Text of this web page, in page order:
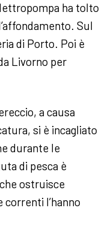
ha tolto
Sul
di Porto. Poi è
Livorno per
a causa
si è incagliato
durante le
di pesca è
ostruisce
correnti l’hanno